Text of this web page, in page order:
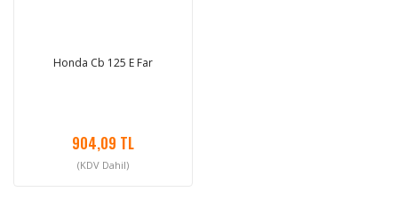
Honda Cb 125 E Far
904,09 TL
(KDV Dahil)